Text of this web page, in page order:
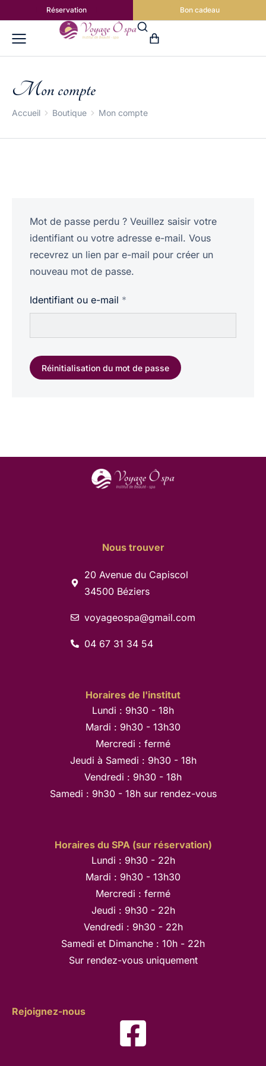
Réservation Bon cadeau
Mon compte
Vous êtes ici :
Accueil Boutique Mon compte
Mot de passe perdu ? Veuillez saisir votre
identifiant ou votre adresse e-mail. Vous
recevrez un lien par e-mail pour créer un
nouveau mot de passe.
Identifiant ou e-mail *
Réinitialisation du mot de passe
Nous trouver
20 Avenue du Capiscol
34500 Béziers
voyageospa@gmail.com
04 67 31 34 54
Horaires de l'institut
Lundi : 9h30 - 18h
Mardi : 9h30 - 13h30
Mercredi : fermé
Jeudi à Samedi : 9h30 - 18h
Vendredi : 9h30 - 18h
Samedi : 9h30 - 18h sur rendez-vous
Horaires du SPA (sur réservation)
Lundi : 9h30 - 22h
Mardi : 9h30 - 13h30
Mercredi : fermé
Jeudi : 9h30 - 22h
Vendredi : 9h30 - 22h
Samedi et Dimanche : 10h - 22h
Sur rendez-vous uniquement
Rejoignez-nous